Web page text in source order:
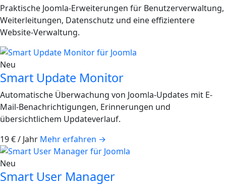
Praktische Joomla-Erweiterungen für Benutzerverwaltung,
Weiterleitungen, Datenschutz und eine effizientere
Website-Verwaltung.
Neu
Smart Update Monitor
Automatische Überwachung von Joomla-Updates mit E-
Mail-Benachrichtigungen, Erinnerungen und
übersichtlichem Updateverlauf.
19 € / Jahr Mehr erfahren →
Neu
Smart User Manager